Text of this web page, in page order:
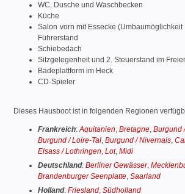
WC, Dusche und Waschbecken
Küche
Salon vorn mit Essecke
Führerstand
Schiebedach
Sitzgelegenheit und 2. Steuerstand im
Badeplattform im Heck
CD-Spieler
Dieses Hausboot ist in folgenden Regionen
Frankreich:Aquitanien,Bretagne,Burgund
Burgund / Loire-Tal,Burgund / Nivernais,
Elsass / Lothringen,Lot,Midi
Deutschland:Berliner Gewässer,
Brandenburger Seenplatte,Saarland
Holland:Friesland,Südholland